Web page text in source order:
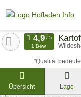
"Qualität
1 Bew.
Übersicht Lage